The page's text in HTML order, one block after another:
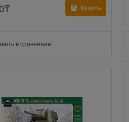
₸ Купить
в сравнение